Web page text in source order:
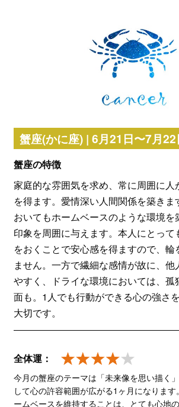
蟹座(かに座) | 6月21日〜7月
蟹座の特徴
家庭的な雰囲気を求め、常に周囲に人
を得ます。愛情深い人間関係を築きま
おいてもホームベースのような環境を
印象を周囲に与えます。本人にとって
をおくことで安心感を得ますので、輪
ません。一方で繊細な感情が故に、他
やすく、ドライな環境においては、孤
面も。1人でも行動ができる心の強さ
大切です。
全体運：
今月の蟹座のテーマは「未来像を思い描く
して心の許容範囲が広がる1ヶ月になりま
ームベースを維持することは、とても心地